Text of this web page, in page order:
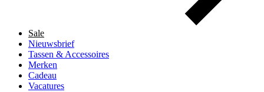
Sale
Nieuwsbrief
Tassen & Accessoires
Merken
Cadeau
Vacatures